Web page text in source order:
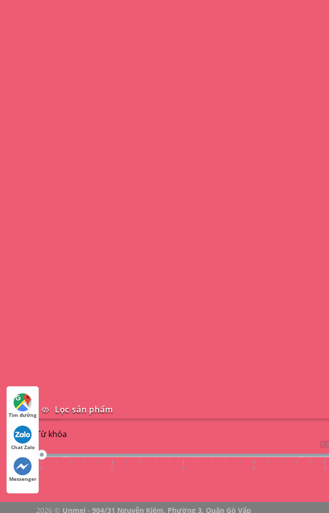
Lọc sản phẩm
Từ khóa
0 ₫
0 0 0 0 0
2026 © Unmei - 904/31 Nguyễn Kiệm, Phường 3, Quận Gò Vấp
Tìm đường
Chat Zalo
Messenger